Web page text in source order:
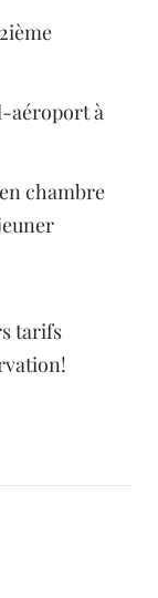
aéroport à
chambre
tarifs